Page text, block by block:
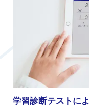
学習診断テストによ